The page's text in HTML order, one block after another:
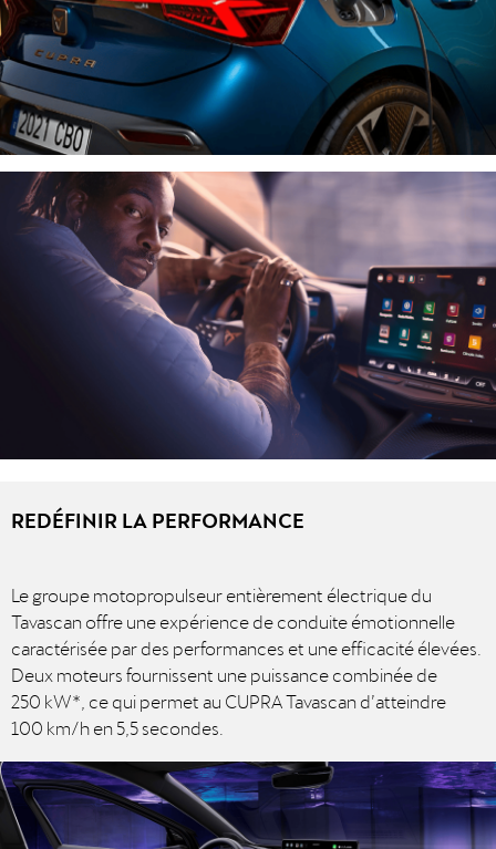
REDÉFINIR LA PERFORMANCE
Le groupe motopropulseur entièrement électrique du
Tavascan offre une expérience de conduite émotionnelle
caractérisée par des performances et une efficacité élevées.
Deux moteurs fournissent une puissance combinée de
250 kW*, ce qui permet au CUPRA Tavascan d’atteindre
100 km/h en 5,5 secondes.